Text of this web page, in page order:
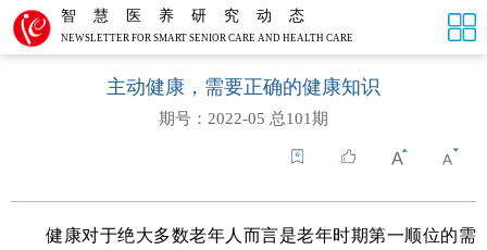
智慧医养研究动态
NEWSLETTER FOR SMART SENIOR CARE AND HEALTH CARE
主动健康，需要正确的健康知识
期号：2022-05 总101期
健康对于绝大多数老年人而言是老年时期第一顺位的需